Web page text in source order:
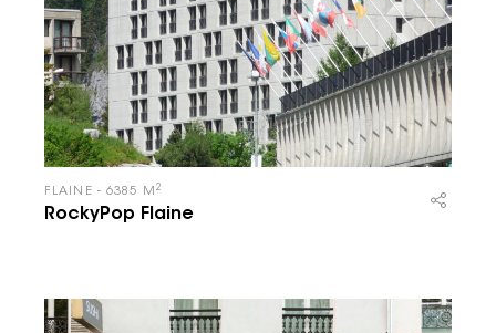
FLAINE - 6385 M 2
RockyPop Flaine